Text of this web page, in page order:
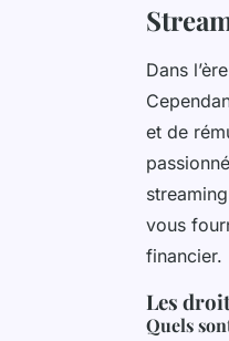
et
savoir
Dans
et de
vous
financier.
Les
Quels